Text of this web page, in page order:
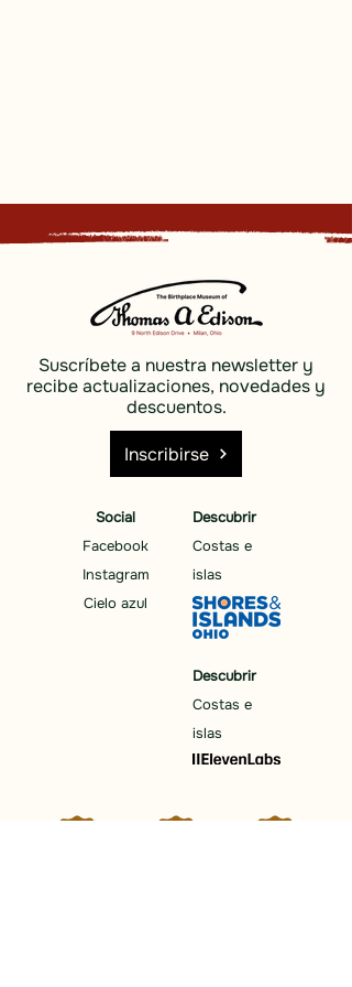
Suscríbete a nuestra newsletter y
recibe actualizaciones, novedades y
descuentos.
Inscribirse
Social
Facebook
Instagram
Cielo azul
Descubrir
Costas e
islas
Descubrir
Costas e
islas